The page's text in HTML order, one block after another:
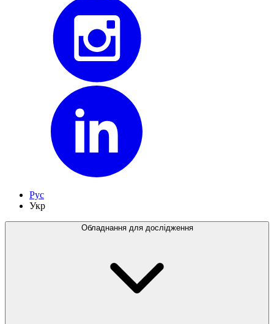
Рус
Укр
Обладнання для дослідження